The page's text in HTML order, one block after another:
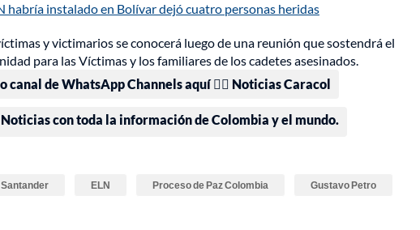
habría instalado en Bolívar dejó cuatro personas heridas
y victimarios se conocerá luego de una reunión que sostendrá el
para las Víctimas y los familiares de los cadetes asesinados.
canal de WhatsApp Channels aquí 👉🏻 Noticias Caracol
con toda la información de Colombia y el mundo.
ELN Proceso de Paz Colombia Gustavo Petro